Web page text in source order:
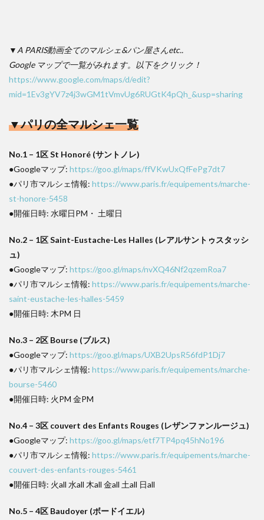
▼A PARIS動画全てのマルシェ&パン屋さんetc..
Google マップで一覧がみれます。以下をクリック！
https://www.google.com/maps/d/edit?
mid=1Ev3gYV7z4j3wGM1tVmvUg6RUGtK4pQh_&usp=sharing
▼パリの全マルシェ一覧
No.1 – 1区 St Honoré (サントノレ)
●Googleマップ: https://goo.gl/maps/ffVKwUxQfFePg7dt7
●パリ市マルシェ情報: https://www.paris.fr/equipements/marche-
st-honore-5458
●開催日時: 水曜日PM・ 土曜日
No.2 – 1区 Saint-Eustache-Les Halles (レアルサントゥスタッシ
ュ)
●Googleマップ: https://goo.gl/maps/nvXQ46Nf2qzemRoa7
●パリ市マルシェ情報: https://www.paris.fr/equipements/marche-
saint-eustache-les-halles-5459
●開催日時: 木PM 日
No.3 – 2区 Bourse (ブルス)
●Googleマップ: https://goo.gl/maps/UXB2UpsR56fdP1Dj7
●パリ市マルシェ情報: https://www.paris.fr/equipements/marche-
bourse-5460
●開催日時: 火PM 金PM
No.4 – 3区 couvert des Enfants Rouges (レザンファンルージュ)
●Googleマップ: https://goo.gl/maps/etf7TP4pq45hNo196
●パリ市マルシェ情報: https://www.paris.fr/equipements/marche-
couvert-des-enfants-rouges-5461
●開催日時: 火all 水all 木all 金all 土all 日all
No.5 – 4区 Baudoyer (ボードイエル)